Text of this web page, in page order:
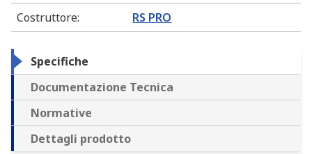
Costruttore: RS PRO
Specifiche
Documentazione Tecnica
Normative
Dettagli prodotto